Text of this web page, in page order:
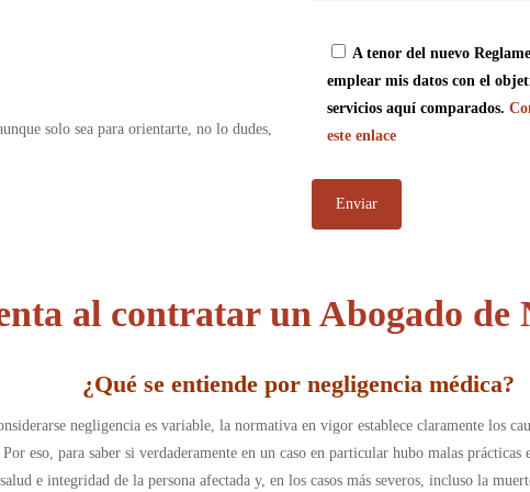
solo sea para orientarte, no lo dudes,
A tenor del nuevo
emplear mis datos con el
servicios aquí comparados.
este enlace
al contratar un Abogado de
¿Qué se entiende por negligencia médica?
negligencia es variable, la normativa en vigor establece claramente los
eso, para saber si verdaderamente en un caso en particular hubo malas
e integridad de la persona afectada y, en los casos más severos, incluso la